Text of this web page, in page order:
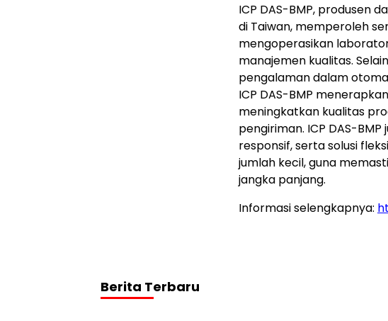
ICP DAS-BMP, produsen
di Taiwan, memperoleh
mengoperasikan
manajemen kualitas.
pengalaman dalam
ICP DAS-BMP
meningkatkan kualitas
pengiriman. ICP DAS-
responsif, serta solusi
jumlah kecil, guna
jangka panjang.
Informasi selengkapnya:
Berita Terbaru